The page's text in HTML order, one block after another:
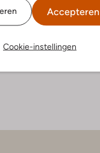
Accepteren
Cookie-instellingen
Penn & Ink